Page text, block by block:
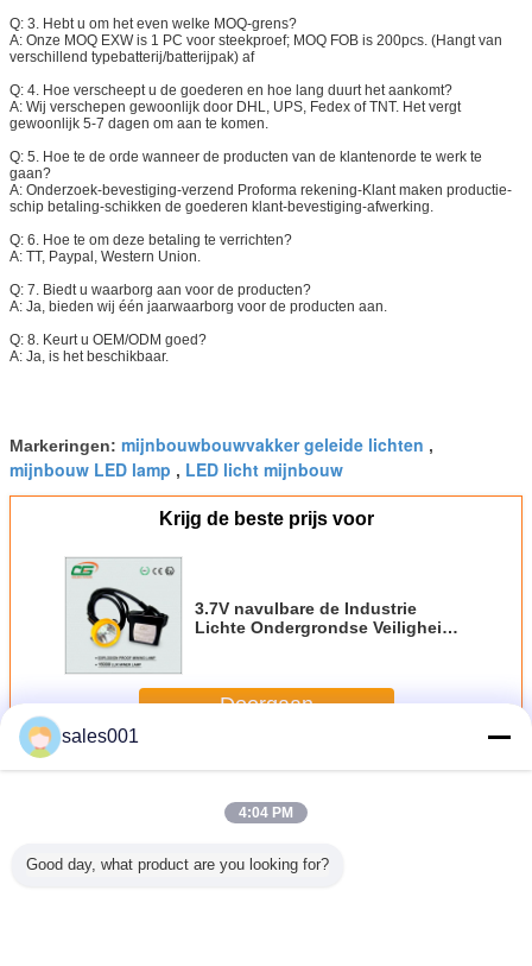
Q: 3. Hebt u om het even welke MOQ-grens?
A: Onze MOQ EXW is 1 PC voor steekproef; MOQ FOB is 200pcs. (Hangt van
verschillend typebatterij/batterijpak) af
Q: 4. Hoe verscheept u de goederen en hoe lang duurt het aankomt?
A: Wij verschepen gewoonlijk door DHL, UPS, Fedex of TNT. Het vergt
gewoonlijk 5-7 dagen om aan te komen.
Q: 5. Hoe te de orde wanneer de producten van de klantenorde te werk te
gaan?
A: Onderzoek-bevestiging-verzend Proforma rekening-Klant maken productie-
schip betaling-schikken de goederen klant-bevestiging-afwerking.
Q: 6. Hoe te om deze betaling te verrichten?
A: TT, Paypal, Western Union.
Q: 7. Biedt u waarborg aan voor de producten?
A: Ja, bieden wij één jaarwaarborg voor de producten aan.
Q: 8. Keurt u OEM/ODM goed?
A: Ja, is het beschikbaar.
Markeringen: mijnbouwbouwvakker geleide lichten ,
mijnbouw LED lamp , LED licht mijnbouw
Krijg de beste prijs voor
3.7V navulbare de Industrie
Lichte Ondergrondse Veiligheid
Doorgaan
MeerLED mijnbouw koplicht
sales001
4:04 PM
Good day, what product are you looking for?